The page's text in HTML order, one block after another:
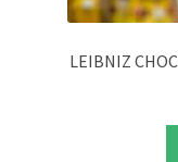
LEIBNIZ